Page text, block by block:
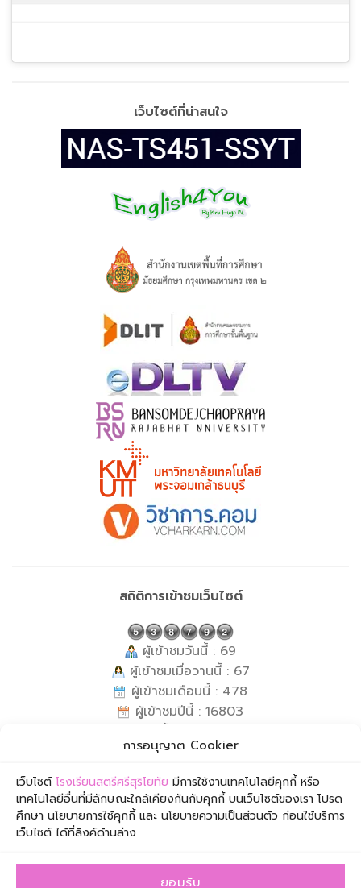
การอนุญาต Cookier
เว็บไซต์โรงเรียนสตรีศรีสุริโยทัย มีการใช้งานเทคโนโลยีคุกกี้ หรือ
เทคโนโลยีอื่นที่มีลักษณะใกล้เคียงกันกับคุกกี้ บนเว็บไซต์ของเรา โปรด
ศึกษา นโยบายการใช้คุกกี้ และ นโยบายความเป็นส่วนตัว ก่อนใช้บริการ
เว็บไซต์ ได้ที่ลิงค์ด้านล่าง
ยอมรับ
เว็บไซต์ที่น่าสนใจ
สถิติการเข้าชมเว็บไซต์
ผู้เข้าชมวันนี้ : 69
ผู้เข้าชมเมื่อวานนี้ : 67
ผู้เข้าชมเดือนนี้ : 478
ผู้เข้าชมปีนี้ : 16803
กำลังเข้าชม : 1
ข้อมูล ณ วันที่ : 8 สิงหาคม 2569